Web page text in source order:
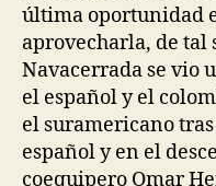
última oportunidad
aprovecharla, de tal
Navacerrada se vio
el español y el
el suramericano
español y en el
coequipero Omar